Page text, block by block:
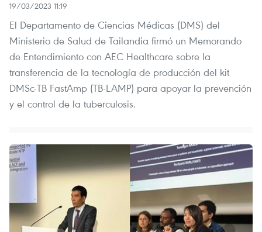
19/03/2023 11:19
El Departamento de Ciencias Médicas (DMS) del
Ministerio de Salud de Tailandia firmó un Memorando
de Entendimiento con AEC Healthcare sobre la
transferencia de la tecnología de producción del kit
DMSc-TB FastAmp (TB-LAMP) para apoyar la prevención
y el control de la tuberculosis.